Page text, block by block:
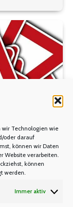
wir Technologien wie
oder darauf
können wir Daten
Website verarbeiten.
können
werden.
Immer aktiv